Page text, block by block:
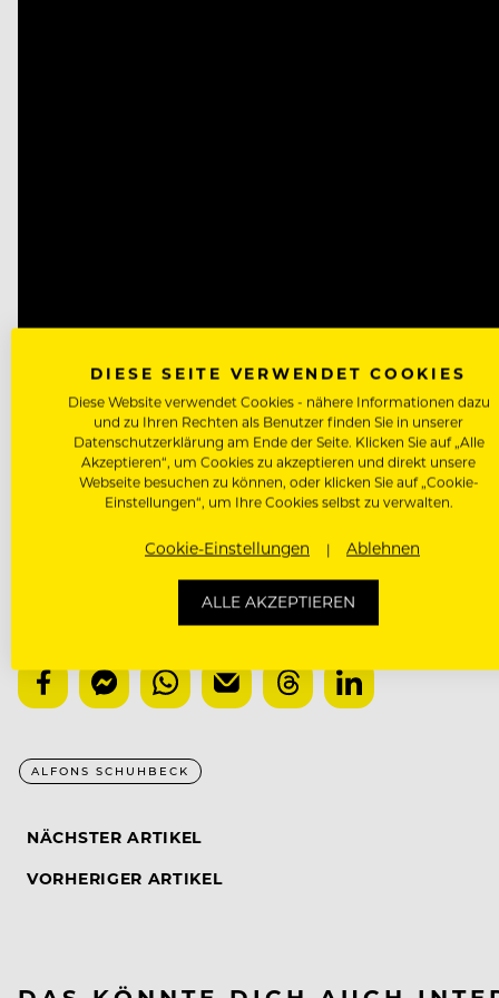
ALFONS SCHUHBECK
NÄCHSTER ARTIKEL
VORHERIGER ARTIKEL
DIESE SEITE VERWENDET COOKIES
Diese Website verwendet Cookies - nähere Informationen dazu
und zu Ihren Rechten als Benutzer finden Sie in unserer
Datenschutzerklärung am Ende der Seite. Klicken Sie auf „Alle
Akzeptieren“, um Cookies zu akzeptieren und direkt unsere
Webseite besuchen zu können, oder klicken Sie auf „Cookie-
Einstellungen“, um Ihre Cookies selbst zu verwalten.
Cookie-Einstellungen Ablehnen
ALLE AKZEPTIEREN